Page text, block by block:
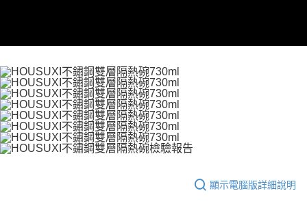
顯示電腦版詳細說明